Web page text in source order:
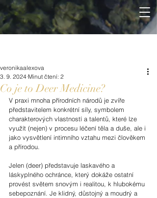
Co je to Deer Medicine?
veronikaalexova
3. 9. 2024 Minut čtení: 2
V praxi mnoha přírodních národů je zvíře
představitelem konkrétní síly, symbolem
charakterových vlastností a talentů, které lze
využít (nejen) v procesu léčení těla a duše, ale i
jako vysvětlení intimního vztahu mezi člověkem
a přírodou.
Jelen (deer) představuje laskavého a
láskyplného ochránce, který dokáže ostatní
provést světem snovým i realitou, k hlubokému
sebepoznání. Je klidný, důstojný a moudrý a